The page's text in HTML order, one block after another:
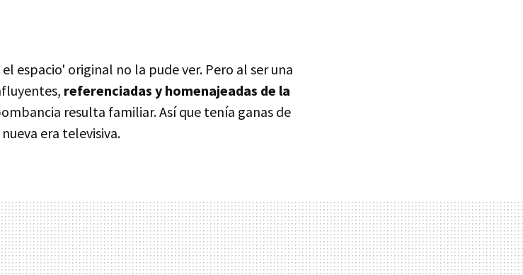
espacio' original no la pude ver. Pero al ser una
referenciadas y homenajeadas de la
resulta familiar. Así que tenía ganas de
era televisiva.